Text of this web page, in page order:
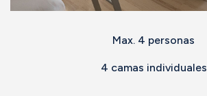
Max. 4 personas
4 camas individuales